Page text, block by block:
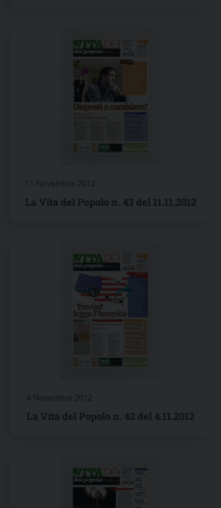
11 Novembre 2012
La Vita del Popolo n. 43 del 11.11.2012
4 Novembre 2012
La Vita del Popolo n. 42 del 4.11.2012